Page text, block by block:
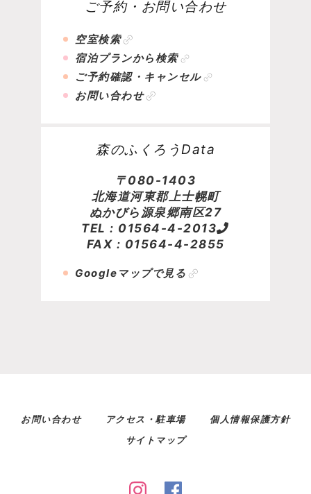
ご予約・お問い合わせ
空室検索
宿泊プランから検索
ご予約確認・キャンセル
お問い合わせ
森のふくろうData
〒080-1403
北海道河東郡上士幌町
ぬかびら源泉郷南区27
TEL : 01564-4-2013
FAX : 01564-4-2855
Googleマップで見る
お問い合わせ アクセス・駐車場
個人情報保護方針
サイトマップ